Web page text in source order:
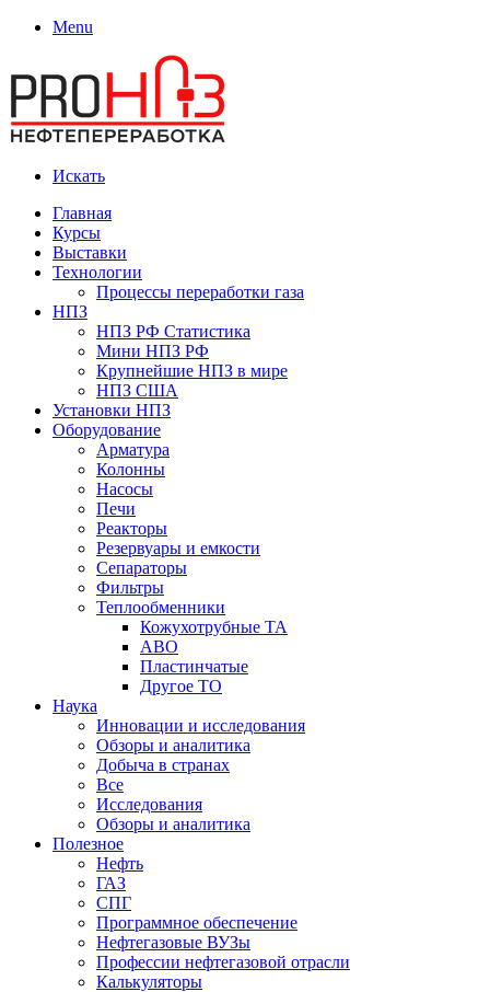
Menu
Искать
Главная
Курсы
Выставки
Технологии
Процессы переработки газа
НПЗ
НПЗ РФ Статистика
Мини НПЗ РФ
Крупнейшие НПЗ в мире
НПЗ США
Установки НПЗ
Оборудование
Арматура
Колонны
Насосы
Печи
Реакторы
Резервуары и емкости
Сепараторы
Фильтры
Теплообменники
Кожухотрубные ТА
АВО
Пластинчатые
Другое ТО
Наука
Инновации и исследования
Обзоры и аналитика
Добыча в странах
Все
Исследования
Обзоры и аналитика
Полезное
Нефть
ГАЗ
СПГ
Программное обеспечение
Нефтегазовые ВУЗы
Профессии нефтегазовой отрасли
Калькуляторы